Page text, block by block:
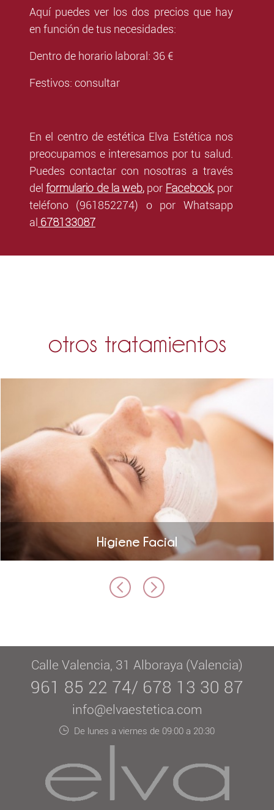
Aquí puedes ver los dos precios que hay
en función de tus necesidades:
Dentro de horario laboral: 36 €
Festivos: consultar
En el centro de estética Elva Estética nos
preocupamos e interesamos por tu salud.
Puedes contactar con nosotras a través
del formulario de la web, por Facebook, por
teléfono (961852274) o por Whatsapp
al 678133087
otros tratamientos
Higiene Facial
Calle Valencia, 31 Alboraya (Valencia)
961 85 22 74/ 678 13 30 87
info@elvaestetica.com
De lunes a viernes de 09:00 a 20:30